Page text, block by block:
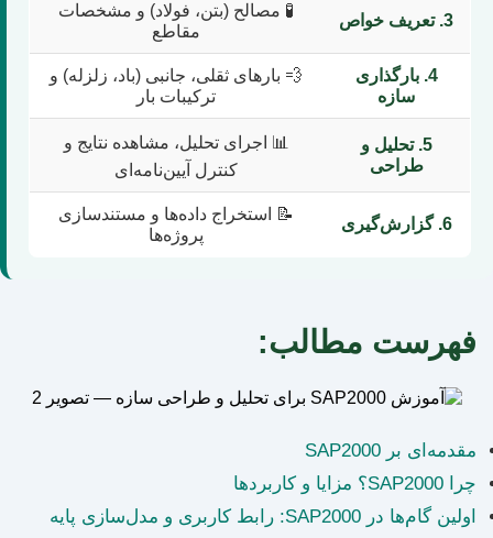
3. تعریف خواص
🧪 مصالح (بتن، فولاد) و مشخصات
مقاطع
4. بارگذاری
سازه
💨 بارهای ثقلی، جانبی (باد، زلزله) و
ترکیبات بار
5. تحلیل و
طراحی
📊 اجرای تحلیل، مشاهده نتایج و
کنترل آیین‌نامه‌ای
6. گزارش‌گیری
📝 استخراج داده‌ها و مستندسازی
پروژه‌ها
فهرست مطالب:
مقدمه‌ای بر SAP2000
چرا SAP2000؟ مزایا و کاربردها
اولین گام‌ها در SAP2000: رابط کاربری و مدل‌سازی پایه